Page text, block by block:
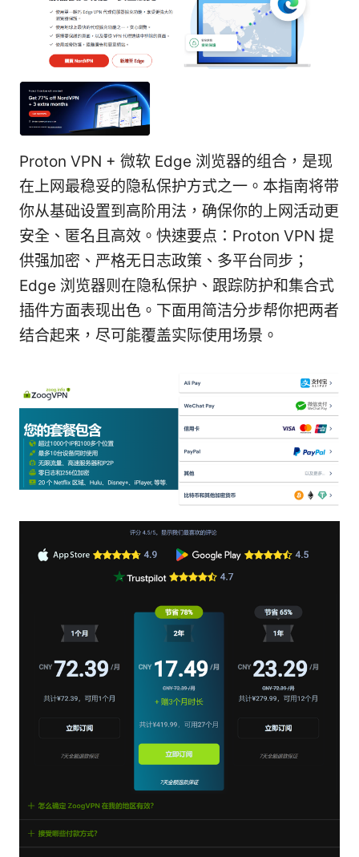
Proton VPN + 微软 Edge 浏览器的组合，是现
在上网最稳妥的隐私保护方式之一。本指南将带
你从基础设置到高阶用法，确保你的上网活动更
安全、匿名且高效。快速要点：Proton VPN 提
供强加密、严格无日志政策、多平台同步；
Edge 浏览器则在隐私保护、跟踪防护和集合式
插件方面表现出色。下面用简洁分步帮你把两者
结合起来，尽可能覆盖实际使用场景。